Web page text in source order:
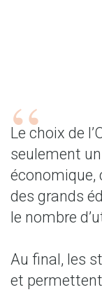
Le choix de
seulement
économique,
des grands
le nombre
Au final, les
et